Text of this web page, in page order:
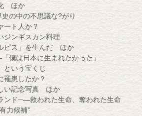
ほか
の中の不思議な?がり
ート人か？
ジンギスカン料理
ピス」を生んだ ほか
は日本に生まれたかった」
という宝くじ
罹患したか？
い記念写真 ほか
ド─―救われた生命、奪われた生命
力候補”